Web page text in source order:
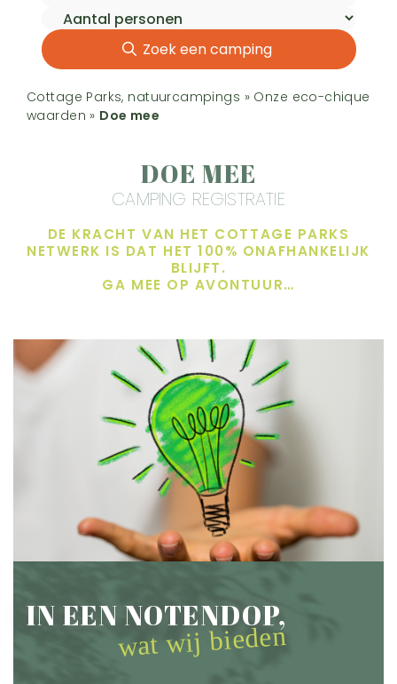
Zoek een camping
Cottage Parks, natuurcampings » Onze eco-chique
waarden » Doe mee
DOE MEE
CAMPING REGISTRATIE
DE KRACHT VAN HET COTTAGE PARKS
NETWERK IS DAT HET 100% ONAFHANKELIJK
BLIJFT.
GA MEE OP AVONTUUR…
IN EEN NOTENDOP,
wat wij bieden